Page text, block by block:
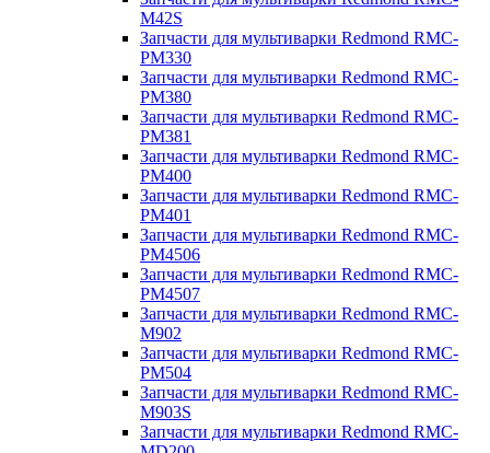
M42S
Запчасти для мультиварки Redmond RMC-
PM330
Запчасти для мультиварки Redmond RMC-
PM380
Запчасти для мультиварки Redmond RMC-
PM381
Запчасти для мультиварки Redmond RMC-
PM400
Запчасти для мультиварки Redmond RMC-
PM401
Запчасти для мультиварки Redmond RMC-
PM4506
Запчасти для мультиварки Redmond RMC-
PM4507
Запчасти для мультиварки Redmond RMC-
M902
Запчасти для мультиварки Redmond RMC-
PM504
Запчасти для мультиварки Redmond RMC-
M903S
Запчасти для мультиварки Redmond RMC-